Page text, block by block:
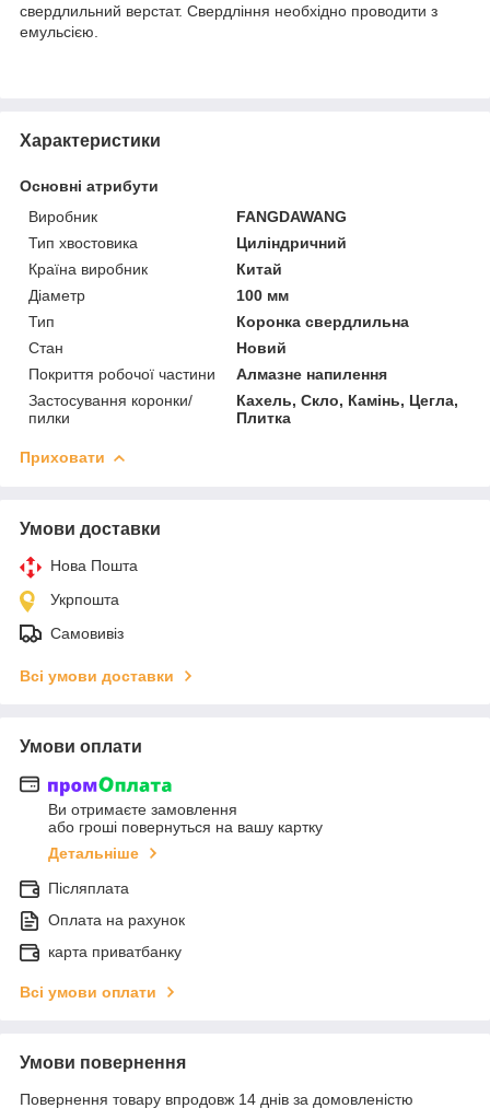
свердлильний верстат. Свердління необхідно проводити з
емульсією.
Характеристики
Основні атрибути
Виробник
FANGDAWANG
Тип хвостовика
Циліндричний
Країна виробник
Китай
Діаметр
100 мм
Тип
Коронка свердлильна
Стан
Новий
Покриття робочої частини
Алмазне напилення
Застосування коронки/
пилки
Кахель, Скло, Камінь, Цегла,
Плитка
Приховати
Умови доставки
Нова Пошта
Укрпошта
Самовивіз
Всі умови доставки
Умови оплати
Ви отримаєте замовлення
або гроші повернуться на вашу картку
Детальніше
Післяплата
Оплата на рахунок
карта приватбанку
Всі умови оплати
Умови повернення
Повернення товару впродовж 14 днів за домовленістю